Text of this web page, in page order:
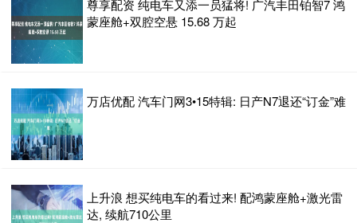
尊享配资 纯电车又添一员猛将! 广汽丰田铂智7 鸿
蒙座舱+双腔空悬 15.68 万起
万店优配 汽车门网3•15特辑: 日产N7退还“订金”难
上升浪 想买纯电车的看过来! 配鸿蒙座舱+激光雷
达, 续航710公里